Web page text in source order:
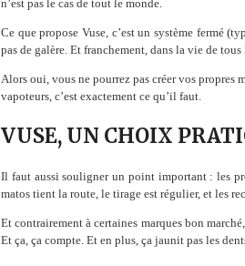
n’est pas le cas de tout le monde.
Ce que propose Vuse, c’est un système fermé
pas de galère. Et franchement, dans la vie de
Alors oui, vous ne pourrez pas créer vos
vapoteurs, c’est exactement ce qu’il faut.
VUSE, UN CHOIX
Il faut aussi souligner un point important : les
matos tient la route, le tirage est régulier, et les
Et contrairement à certaines marques bon
Et ça, ça compte. Et en plus, ça jaunit pas les